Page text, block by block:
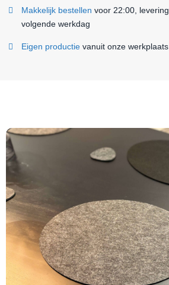
Makkelijk bestellen voor 22:00, levering
volgende werkdag
Eigen productie vanuit onze werkplaats